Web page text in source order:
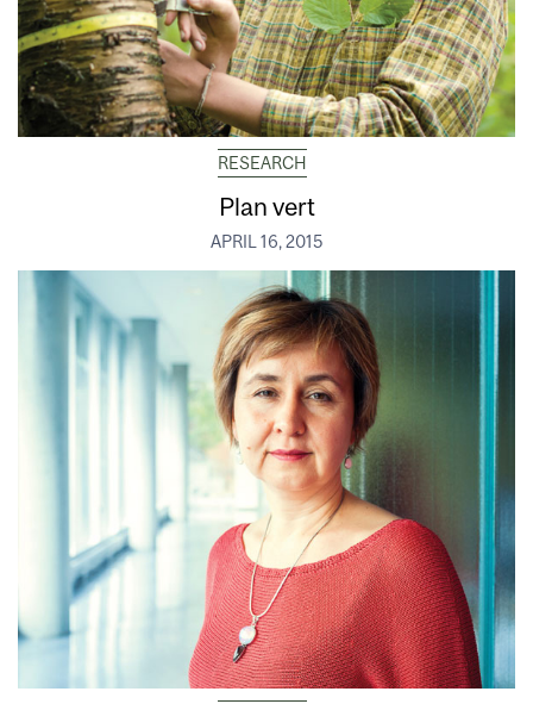
RESEARCH
Plan vert
APRIL 16, 2015